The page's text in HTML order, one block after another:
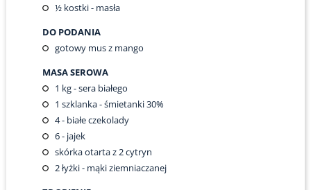
½kostki - masła
DO PODANIA
gotowy mus z mango
MASA SEROWA
1 kg - sera białego
1 szklanka - śmietanki 30%
4- białe czekolady
6- jajek
skórka otarta z 2 cytryn
2łyżki - mąki ziemniaczanej